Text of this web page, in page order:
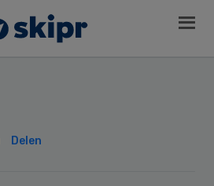
Delen